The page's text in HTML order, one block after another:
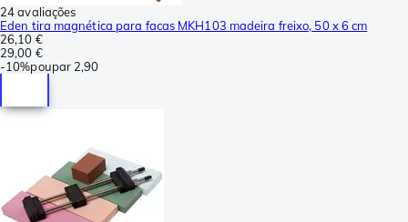
24 avaliações
Eden tira magnética para facas MKH103 madeira freixo, 50 x 6 cm
26,10 €
29,00 €
-10%poupar 2,90